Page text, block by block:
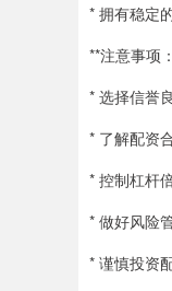
* 拥有稳定
**注意事项
* 选择信誉
* 了解配资
* 控制杠杆
* 做好风险
* 谨慎投资